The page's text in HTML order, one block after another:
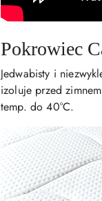
Pokrowiec
Jedwabisty i
izoluje przed
temp. do 40°C.